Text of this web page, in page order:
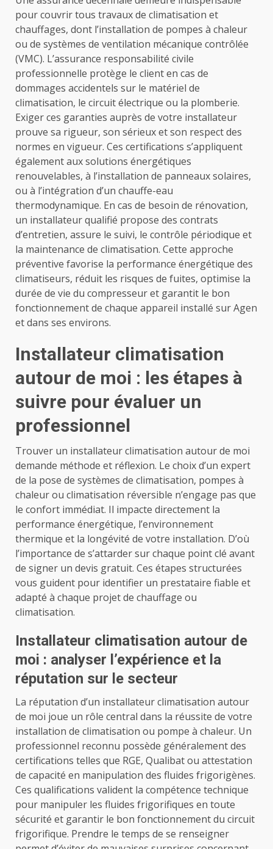
pour couvrir tous travaux de climatisation et
chauffages, dont l’installation de pompes à chaleur
ou de systèmes de ventilation mécanique contrôlée
(VMC). L’assurance responsabilité civile
professionnelle protège le client en cas de
dommages accidentels sur le matériel de
climatisation, le circuit électrique ou la plomberie.
Exiger ces garanties auprès de votre installateur
prouve sa rigueur, son sérieux et son respect des
normes en vigueur. Ces certifications s’appliquent
également aux solutions énergétiques
renouvelables, à l’installation de panneaux solaires,
ou à l’intégration d’un chauffe-eau
thermodynamique. En cas de besoin de rénovation,
un installateur qualifié propose des contrats
d’entretien, assure le suivi, le contrôle périodique et
la maintenance de climatisation. Cette approche
préventive favorise la performance énergétique des
climatiseurs, réduit les risques de fuites, optimise la
durée de vie du compresseur et garantit le bon
fonctionnement de chaque appareil installé sur Agen
et dans ses environs.
Installateur climatisation
autour de moi : les étapes à
suivre pour évaluer un
professionnel
Trouver un installateur climatisation autour de moi
demande méthode et réflexion. Le choix d’un expert
de la pose de systèmes de climatisation, pompes à
chaleur ou climatisation réversible n’engage pas que
le confort immédiat. Il impacte directement la
performance énergétique, l’environnement
thermique et la longévité de votre installation. D’où
l’importance de s’attarder sur chaque point clé avant
de signer un devis gratuit. Ces étapes structurées
vous guident pour identifier un prestataire fiable et
adapté à chaque projet de chauffage ou
climatisation.
Installateur climatisation autour de
moi : analyser l’expérience et la
réputation sur le secteur
La réputation d’un installateur climatisation autour
de moi joue un rôle central dans la réussite de votre
installation de climatisation ou pompe à chaleur. Un
professionnel reconnu possède généralement des
certifications telles que RGE, Qualibat ou attestation
de capacité en manipulation des fluides frigorigènes.
Ces qualifications valident la compétence technique
pour manipuler les fluides frigorifiques en toute
sécurité et garantir le bon fonctionnement du circuit
frigorifique. Prendre le temps de se renseigner